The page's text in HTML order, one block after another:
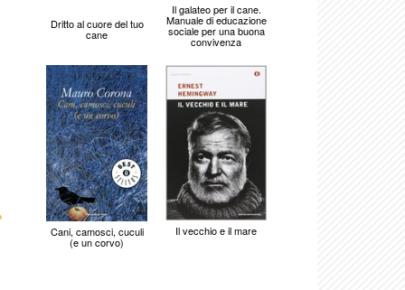
Dritto al cuore del tuo
cane
Il galateo per il cane.
Manuale di educazione
sociale per una buona
convivenza
Cani, camosci, cuculi
(e un corvo)
Il vecchio e il mare